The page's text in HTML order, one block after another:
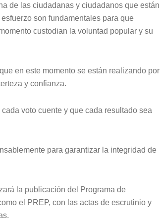
de las ciudadanas y ciudadanos que están
son fundamentales para que
custodian la voluntad popular y su
en este momento se están realizando por
y confianza.
voto cuente y que cada resultado sea
para garantizar la integridad de
la publicación del Programa de
el PREP, con las actas de escrutinio y